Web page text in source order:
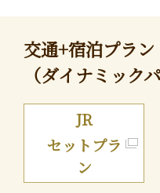
交通+宿泊プラン
（ダイナミック
JR
セットプラ
ン